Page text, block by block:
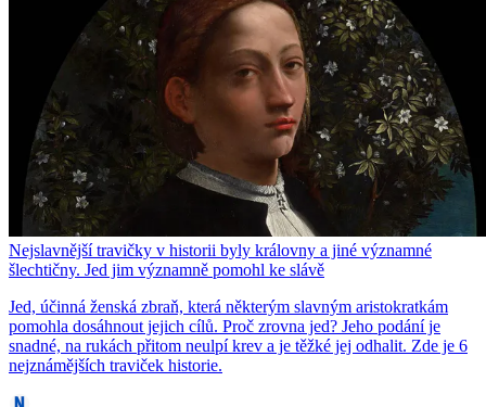
Nejslavnější travičky v historii byly královny a jiné významné
šlechtičny. Jed jim významně pomohl ke slávě
Jed, účinná ženská zbraň, která některým slavným aristokratkám
pomohla dosáhnout jejich cílů. Proč zrovna jed? Jeho podání je
snadné, na rukách přitom neulpí krev a je těžké jej odhalit. Zde je 6
nejznámějších traviček historie.